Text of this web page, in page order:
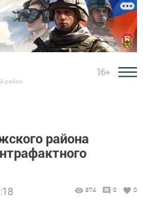
район
16+
района
874 0 0